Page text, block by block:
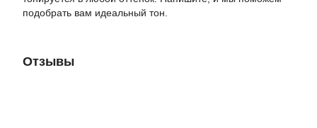
подобрать вам идеальный тон.
Отзывы